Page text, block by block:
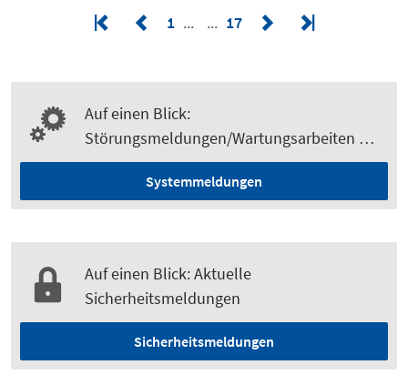
1 17
Auf einen Blick:
Störungsmeldungen/Wartungsarbeiten …
Systemmeldungen
Auf einen Blick: Aktuelle
Sicherheitsmeldungen
Sicherheitsmeldungen